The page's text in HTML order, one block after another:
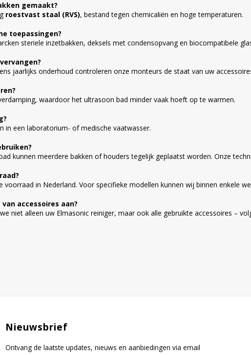
gemaakt?
roestvast staal (RVS), bestand tegen chemicaliën en hoge temperaturen.
toepassingen?
steriele inzetbakken, deksels met condensopvang en biocompatibele
jaarlijks onderhoud controleren onze monteurs de staat van uw
waardoor het ultrasoon bad minder vaak hoeft op te warmen.
in een laboratorium- of medische vaatwasser.
kunnen meerdere bakken of houders tegelijk geplaatst worden. Onze
in Nederland. Voor specifieke modellen kunnen wij binnen enkele
accessoires aan?
niet alleen uw Elmasonic reiniger, maar ook alle gebruikte accessoires –
Nieuwsbrief
Ontvang de laatste updates, nieuws en aanbiedingen via email